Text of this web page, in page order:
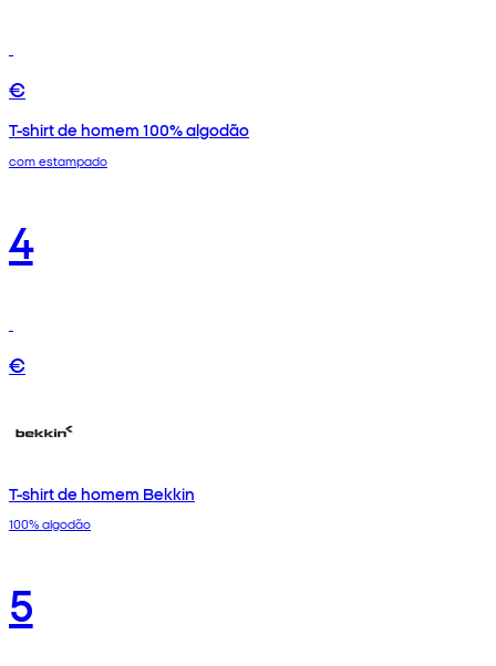
€
T-shirt de homem 100% algodão
com estampado
4
€
T-shirt de homem Bekkin
100% algodão
5